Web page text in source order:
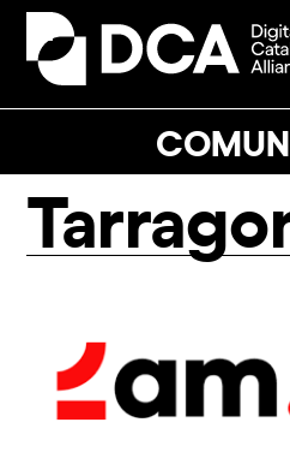
Skip
content
Open
mobile
Close
mobile